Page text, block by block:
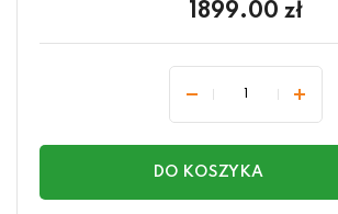
1899.00 zł
DO KOSZYKA